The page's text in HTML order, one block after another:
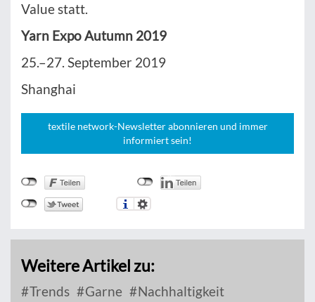
Value statt.
Yarn Expo Autumn 2019
25.–27. September 2019
Shanghai
textile network-Newsletter abonnieren und immer
informiert sein!
Weitere Artikel zu:
Trends Garne
Nachhaltigkeit